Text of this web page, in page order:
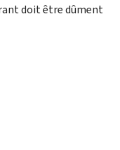
doit être dûment